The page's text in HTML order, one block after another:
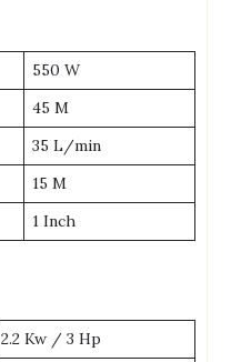
550 W
45 M
35 L/min
15 M
1 Inch
2.2 Kw / 3 Hp